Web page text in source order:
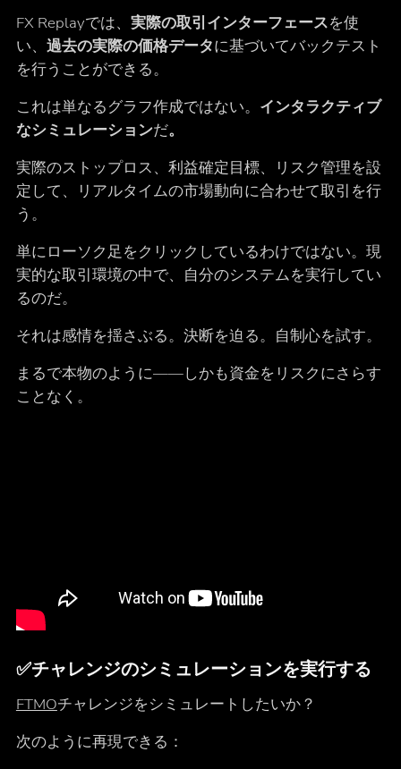
FX Replayでは、 実際の取引インターフェースを使
い、 過去の実際の価格データに基づいてバックテスト
を行うことができる。
これは単なるグラフ作成ではない。 インタラクティブ
なシミュレーションだ。
実際のストップロス、利益確定目標、リスク管理を設
定して、リアルタイムの市場動向に合わせて取引を行
う。
単にローソク足をクリックしているわけではない。現
実的な取引環境の中で、自分のシステムを実行してい
るのだ。
それは感情を揺さぶる。決断を迫る。自制心を試す。
まるで本物のように――しかも資金をリスクにさらす
ことなく。
✅チャレンジのシミュレーションを実行する
FTMOチャレンジをシミュレートしたいか？
次のように再現できる：